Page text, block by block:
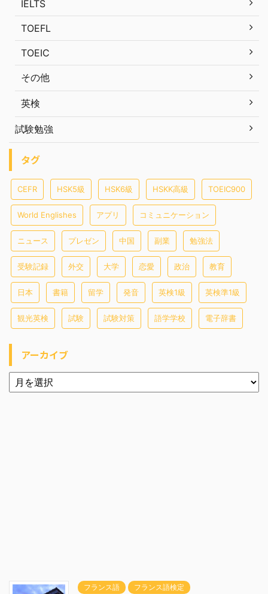
IELTS
TOEFL
TOEIC
その他
英検
試験勉強
タグ
CEFR HSK5級 HSK6級 HSKK高級 TOEIC900
World Englishes アプリ コミュニケーション
ニュース プレゼン 中国 副業 勉強法
受験記録 外交 大学 恋愛 政治 教育
日本 書籍 留学 発音 英検1級 英検準1級
観光英検 試験 試験対策 語学学校 電子辞書
アーカイブ
フランス語 フランス語検定